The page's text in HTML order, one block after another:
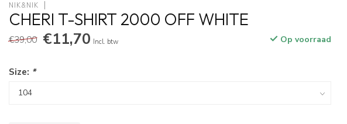
NIK&NIK
CHERI T-SHIRT 2000 OFF WHITE
€39,00 €11,70 Incl. btw Op voorraad
Size: *